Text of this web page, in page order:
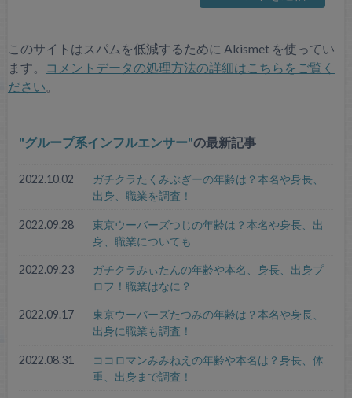
このサイトはスパムを低減するために Akismet を使ってい
ます。
コメントデータの処理方法の詳細はこちらをご覧く
ださい
グループ系インフルエンサー の最新記事
2022.10.02
ガチクラたくみぶぎーの年齢は？本名や身長、
出身、職業を調査！
2022.09.28
東京ウーバーズつじの年齢は？本名や身長、出
身、職業についても
2022.09.23
ガチクラみぃたんの年齢や本名、身長、出身プ
ロフ！職業はなに？
2022.09.17
東京ウーバーズたつみの年齢は？本名や身長、
出身に職業も調査！
2022.08.31
ココロマンみみねえの年齢や本名は？身長、体
重、出身まで調査！